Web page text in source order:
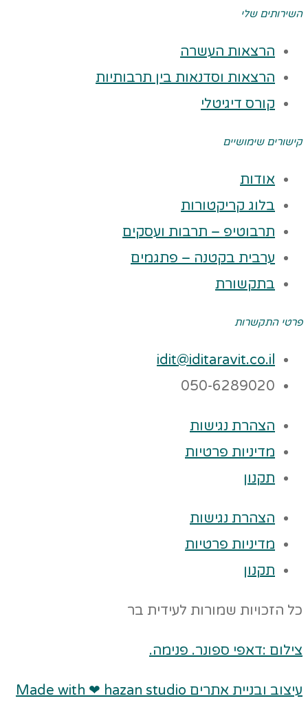
השירותים שלי
הרצאות העשרה
הרצאות וסדנאות בין תרבותיות
קורס דיגיטלי
קישורים שימושיים
אודות
בלוג קריקטורות
תרבוטיפ – תרבות ועסקים
ערבית בקטנה – פתגמים
בתקשורת
פרטי התקשרות
idit@iditaravit.co.il
050-6289020
הצהרת נגישות
מדיניות פרטיות
תקנון
הצהרת נגישות
מדיניות פרטיות
תקנון
כל הזכויות שמורות לעידית בר
צילום :דאפי ספונר. פנימה.
עיצוב ובניית אתרים Made with ❤ hazan studio